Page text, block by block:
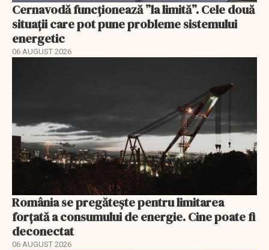
Cernavodă funcționează ”la limită”. Cele două
situații care pot pune probleme sistemului
energetic
06 AUGUST 2026
România se pregătește pentru limitarea
forțată a consumului de energie. Cine poate fi
deconectat
06 AUGUST 2026